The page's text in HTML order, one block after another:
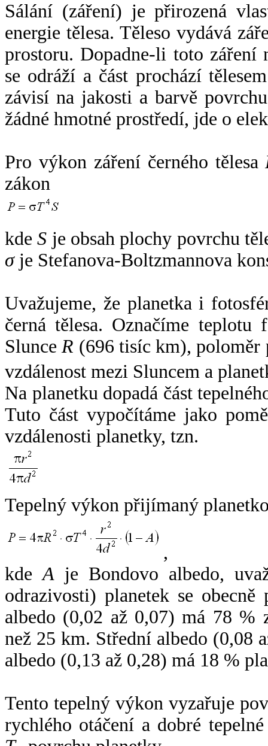
Sálání (záření) je přirozená
energie tělesa. Těleso vydává
prostoru. Dopadne-li toto záření
se odráží a část prochází
závisí na jakosti a barvě
žádné hmotné prostředí, jde o
Pro výkon záření černého tělesa
zákon
kdeS je obsah plochy povrchu
σje Stefanova-Boltzmannova
Uvažujeme, že planetka i
černá tělesa. Označíme
SlunceR (696 tisíc km),
vzdálenost mezi Sluncem a
Na planetku dopadá část
Tuto část vypočítáme jako
vzdálenosti planetky, tzn.
Tepelný výkon přijímaný
,
kdeA je Bondovo albedo,
odrazivosti) planetek se
albedo (0,02 až 0,07) má 78 %
než 25 km. Střední albedo (0,08
albedo (0,13 až 0,28) má 18 %
Tento tepelný výkon vyzařuje
rychlého otáčení a dobré